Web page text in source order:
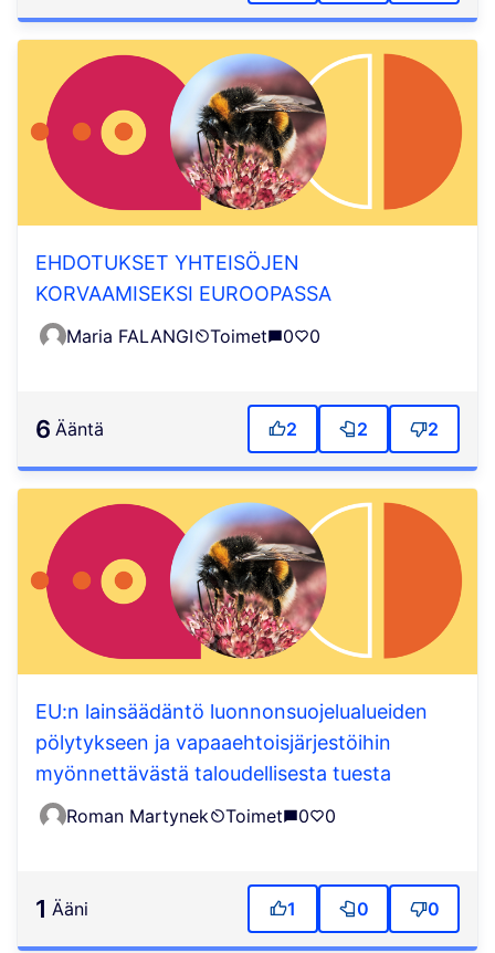
EHDOTUKSET YHTEISÖJEN
KORVAAMISEKSI EUROOPASSA
Maria FALANGI Toimet 0 0
6 ääntä 2 2 2
EU:n lainsäädäntö luonnonsuojelualueiden
pölytykseen ja vapaaehtoisjärjestöihin
myönnettävästä taloudellisesta tuesta
Roman Martynek Toimet 0 0
1 ääni 1 0 0